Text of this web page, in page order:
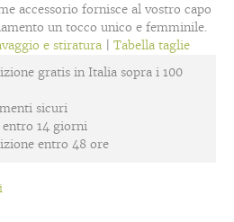
accessorio fornisce al vostro capo
un tocco unico e femminile.
e stiratura |Tabella taglie
gratis in Italia sopra i 100
sicuri
entro 14 giorni
entro 48 ore